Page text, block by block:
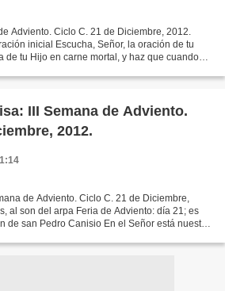
Adviento. Ciclo C. 21 de Diciembre, 2012.
inicial Escucha, Señor, la oración de tu
de tu Hijo en carne mortal, y haz que cuando
III Semana de Adviento.
2012.
de Adviento. Ciclo C. 21 de Diciembre,
al son del arpa Feria de Adviento: día 21; es
de san Pedro Canisio En el Señor está nuestra